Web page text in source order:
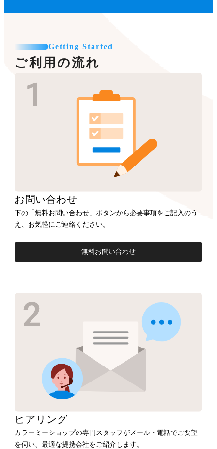
Getting Started
ご利用の流れ
お問い合わせ
下の「無料お問い合わせ」ボタンから必要事項をご記入のう
え、お気軽にご連絡ください。
無料お問い合わせ
ヒアリング
カラーミーショップの専門スタッフがメール・電話でご要望
を伺い、最適な提携会社をご紹介します。